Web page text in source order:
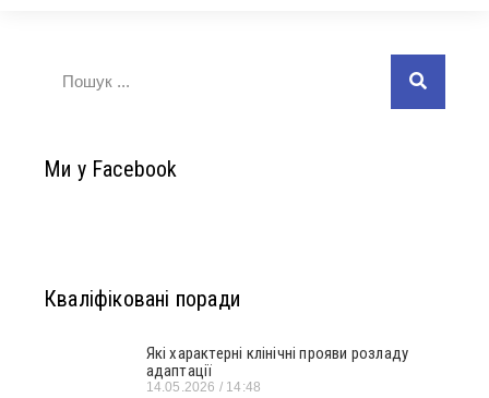
Ми у Facebook
Кваліфіковані поради
Які характерні клінічні прояви розладу
адаптації
14.05.2026 14:48